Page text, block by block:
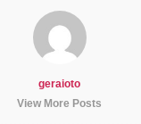
geraioto
View More Posts